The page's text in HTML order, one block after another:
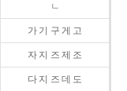
ㄴ
가 기 구 게 고
자 지 즈 제 조
다 지 즈 데 도